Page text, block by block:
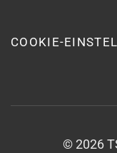
COOKIE-
© 2026